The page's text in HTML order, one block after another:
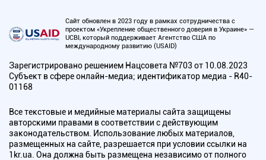
Сайт обновлен в 2023 году в рамках сотрудничества с
проектом «Укрепление общественного доверия в Украине» —
UCBI, который поддерживает Агентство США по
международному развитию (USAID)
Зарегистрировано решением Нацсовета №703 от 10.08.2023
Субъект в сфере онлайн-медиа; идентификатор медиа - R40-
01168
Все текстовые и медийные материалы сайта защищены
авторскими правами в соответствии с действующим
законодательством. Использование любых материалов,
размещенных на сайте, разрешается при условии ссылки на
1kr.ua. Она должна быть размещена независимо от полного